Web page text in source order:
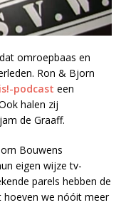
omroepbaas en
Ron & Bjorn
podcast een
halen zij
de Graaff.
Bouwens
eigen wijze tv-
parels hebben de
hoeven we nóóit meer